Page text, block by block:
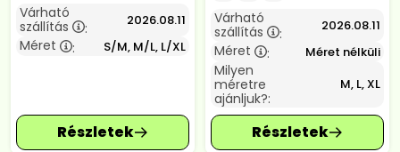
Várható
szállítás
: 2026.08.11
Méret : S/M, M/L, L/XL
Várható
szállítás
: 2026.08.11
Méret : Méret nélküli
Milyen
méretre
ajánljuk?:
M, L, XL